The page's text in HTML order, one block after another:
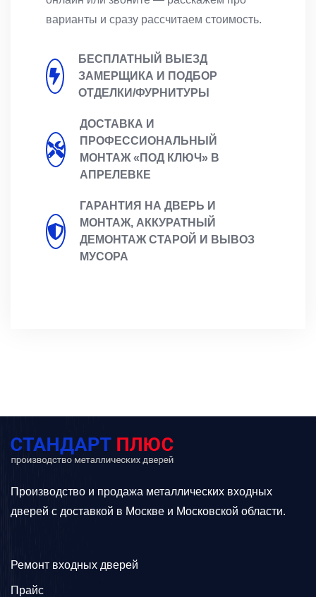
варианты и сразу рассчитаем стоимость.
БЕСПЛАТНЫЙ ВЫЕЗД
ЗАМЕРЩИКА И ПОДБОР
ОТДЕЛКИ/ФУРНИТУРЫ
ДОСТАВКА И
ПРОФЕССИОНАЛЬНЫЙ
МОНТАЖ «ПОД КЛЮЧ» В
АПРЕЛЕВКЕ
ГАРАНТИЯ НА ДВЕРЬ И
МОНТАЖ, АККУРАТНЫЙ
ДЕМОНТАЖ СТАРОЙ И ВЫВОЗ
МУСОРА
Производство и продажа металлических входных
дверей с доставкой в Москве и Московской области.
Ремонт входных дверей
Прайс